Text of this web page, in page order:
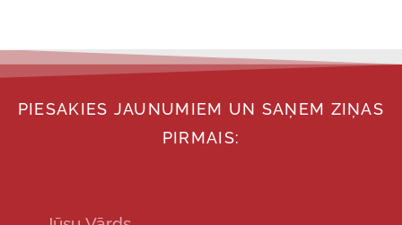
PIESAKIES JAUNUMIEM UN SAŅEM ZIŅAS
PIRMAIS: